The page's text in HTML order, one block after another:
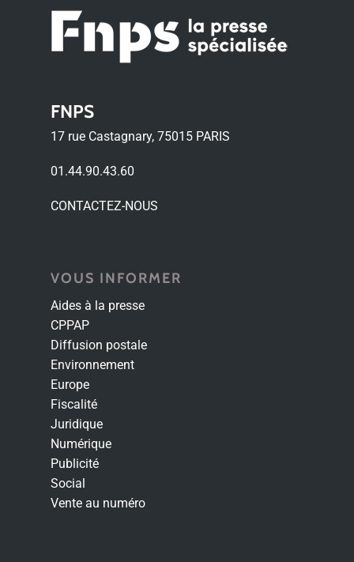
FNPS
17 rue Castagnary, 75015 PARIS
01.44.90.43.60
CONTACTEZ-NOUS
VOUS INFORMER
Aides à la presse
CPPAP
Diffusion postale
Environnement
Europe
Fiscalité
Juridique
Numérique
Publicité
Social
Vente au numéro